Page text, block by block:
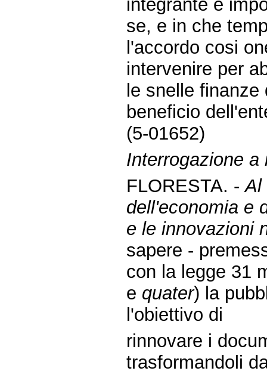
integrante e
se, e in che
l'accordo cosi
intervenire per
le snelle
beneficio
(5-01652)
Interrogazione
FLORESTA. -Al
dell'economia e
e le innovazioni
sapere -
con la legge 31
e quater) la
l'obiettivo di
rinnovare i
trasformandoli